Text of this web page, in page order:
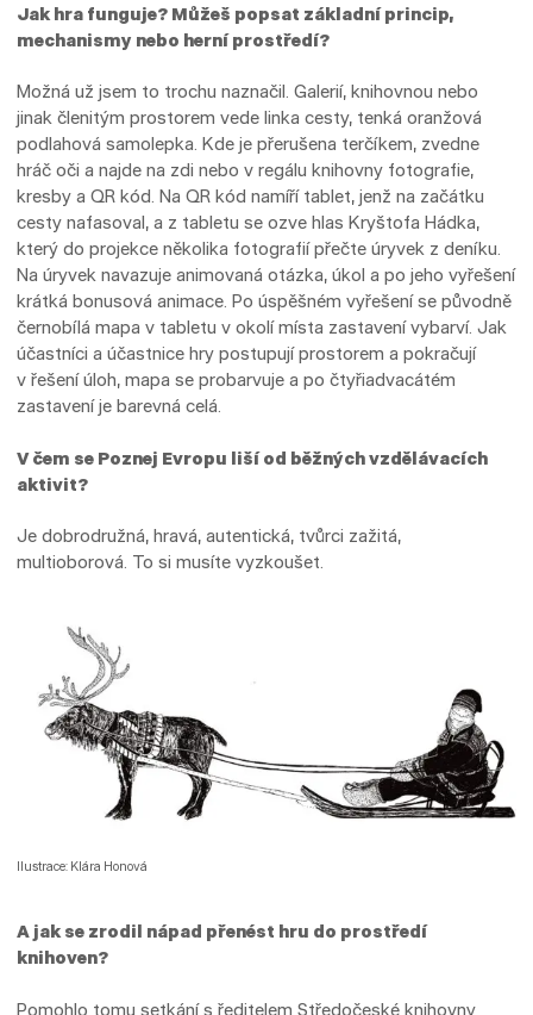
Jak hra funguje? Můžeš popsat základní princip,
mechanismy nebo herní prostředí?
Možná už jsem to trochu naznačil. Galerií, knihovnou nebo
jinak členitým prostorem vede linka cesty, tenká oranžová
podlahová samolepka. Kde je přerušena terčíkem, zvedne
hráč oči a najde na zdi nebo v regálu knihovny fotografie,
kresby a QR kód. Na QR kód namíří tablet, jenž na začátku
cesty nafasoval, a z tabletu se ozve hlas Kryštofa Hádka,
který do projekce několika fotografií přečte úryvek z deníku.
Na úryvek navazuje animovaná otázka, úkol a po jeho vyřešení
krátká bonusová animace. Po úspěšném vyřešení se původně
černobílá mapa v tabletu v okolí místa zastavení vybarví. Jak
účastníci a účastnice hry postupují prostorem a pokračují
v řešení úloh, mapa se probarvuje a po čtyřiadvacátém
zastavení je barevná celá.
V čem se Poznej Evropu liší od běžných vzdělávacích
aktivit?
Je dobrodružná, hravá, autentická, tvůrci zažitá,
multioborová. To si musíte vyzkoušet.
Ilustrace: Klára Honová
A jak se zrodil nápad přenést hru do prostředí
knihoven?
Pomohlo tomu setkání s ředitelem Středočeské knihovny